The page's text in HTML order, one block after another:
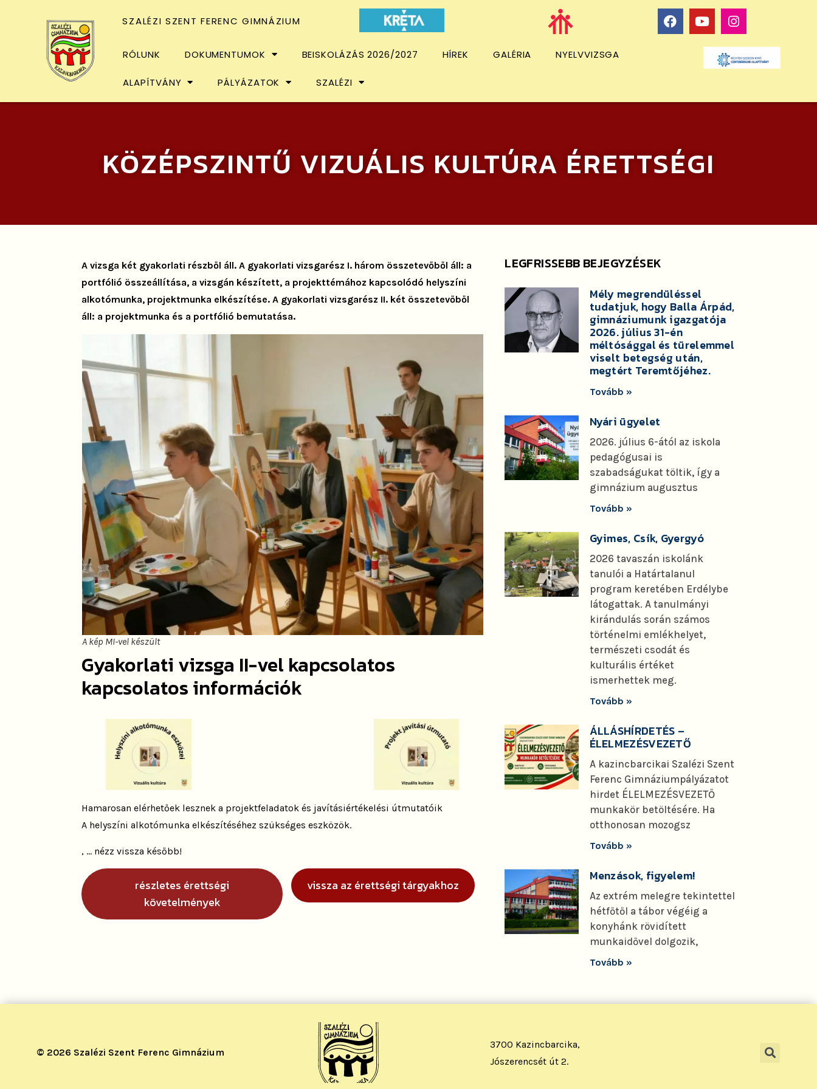
SZALÉZI SZENT FERENC GIMNÁZIUM
RÓLUNK DOKUMENTUMOK BEISKOLÁZÁS 2026/2027 HÍREK GALÉRIA NYELVVIZSGA
ALAPÍTVÁNY PÁLYÁZATOK SZALÉZI
KÖZÉPSZINTŰ VIZUÁLIS KULTÚRA ÉRETTSÉGI
A vizsga két gyakorlati részből áll. A gyakorlati vizsgarész I. három összetevőből áll: a
portfólió összeállítása, a vizsgán készített, a projekttémához kapcsolódó helyszíni
alkotómunka, projektmunka elkészítése. A gyakorlati vizsgarész II. két összetevőből
áll: a projektmunka és a portfólió bemutatása.
A kép MI-vel készült
Gyakorlati vizsga II-vel kapcsolatos
kapcsolatos információk
Hamarosan elérhetőek lesznek a projektfeladatok és javításiértékelési útmutatóik
A helyszíni alkotómunka elkészítéséhez szükséges eszközök.
, … nézz vissza később!
részletes érettségi
követelmények
vissza az érettségi tárgyakhoz
LEGFRISSEBB BEJEGYZÉSEK
Mély megrendüléssel
tudatjuk, hogy Balla Árpád,
gimnáziumunk igazgatója
2026. július 31-én
méltósággal és türelemmel
viselt betegség után,
megtért Teremtőjéhez.
Tovább »
Nyári ügyelet
2026. július 6-ától az iskola
pedagógusai is
szabadságukat töltik, így a
gimnázium augusztus
Tovább »
Gyimes, Csík, Gyergyó
2026 tavaszán iskolánk
tanulói a Határtalanul
program keretében Erdélybe
látogattak. A tanulmányi
kirándulás során számos
történelmi emlékhelyet,
természeti csodát és
kulturális értéket
ismerhettek meg.
Tovább »
ÁLLÁSHÍRDETÉS –
ÉLELMEZÉSVEZETŐ
A kazincbarcikai Szalézi Szent
Ferenc Gimnáziumpályázatot
hirdet ÉLELMEZÉSVEZETŐ
munkakör betöltésére. Ha
otthonosan mozogsz
Tovább »
Menzások, figyelem!
Az extrém melegre tekintettel
hétfőtől a tábor végéig a
konyhánk rövidített
munkaidővel dolgozik,
Tovább »
© 2026 Szalézi Szent Ferenc Gimnázium
3700 Kazincbarcika,
Jószerencsét út 2.